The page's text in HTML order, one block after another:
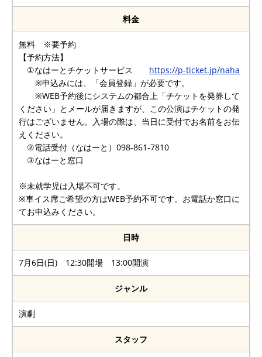
料金
無料 ※要予約
【予約方法】
①なはーとチケットサービス https://p-ticket.jp/naha
※申込みには、「会員登録」が必要です。
※WEB予約後にシステムの都合上「チケットを発券して
ください」とメールが届きますが、この公演はチケットの発
行はございません。入場の際は、当日に受付でお名前をお伝
えください。
②電話受付（なはーと）098-861-7810
③なはーと窓口
※未就学児は入場不可です。
※車イス席ご希望の方はWEB予約不可です。お電話か窓口に
てお申込みください。
日時
7月6日(日) 12:30開場 13:00開演
ジャンル
演劇
スタッフ